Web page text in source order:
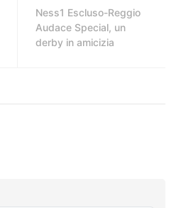
Ness1 Escluso-Reggio
Audace Special, un
derby in amicizia